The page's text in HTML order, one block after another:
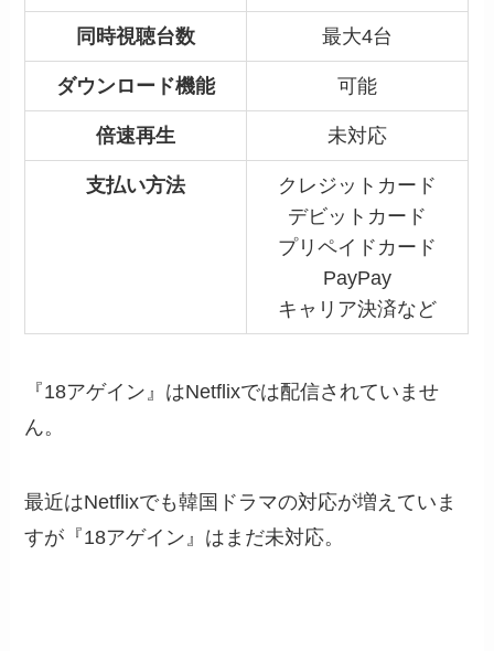
同時視聴台数 最大4台
ダウンロード機能 可能
倍速再生 未対応
支払い方法
クレジットカード
デビットカード
プリペイドカード
PayPay
キャリア決済など
『18アゲイン』はNetflixでは配信されていませ
ん。
最近はNetflixでも韓国ドラマの対応が増えていま
すが『18アゲイン』はまだ未対応。